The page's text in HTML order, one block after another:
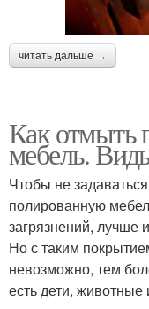
читать дальше →
Как отмыть
мебель.
Чтобы не
полированную
загрязнений, лучше
Но с таким
невозможно, тем
есть дети,